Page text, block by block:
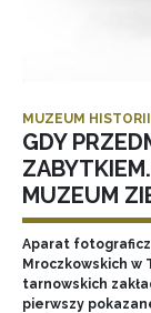
MUZEUM
GDY
MUZEUM
Aparat
Mroczkowskich w
tarnowskich
pierwszy